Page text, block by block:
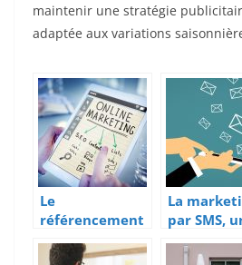
maintenir une stratégie
adaptée aux variations
Le
référencement
WEB, comment
cela fonctionne
La
par SMS,
technique
toujours